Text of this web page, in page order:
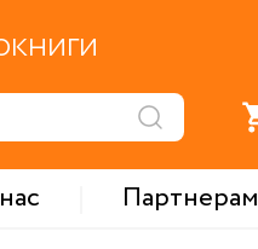
Партнерам